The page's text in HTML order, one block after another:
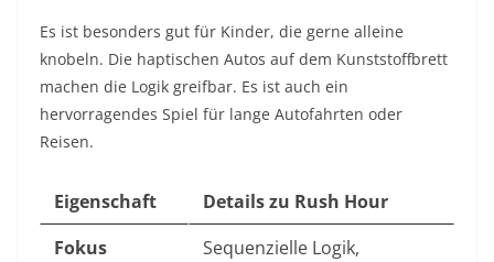
Es ist besonders gut für Kinder, die gerne alleine
knobeln. Die haptischen Autos auf dem Kunststoffbrett
machen die Logik greifbar. Es ist auch ein
hervorragendes Spiel für lange Autofahrten oder
Reisen.
Eigenschaft
Details zu Rush Hour
Fokus
Sequenzielle Logik,